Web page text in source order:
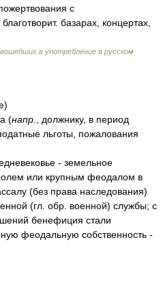
с
базарах, концертах,
в употребление в русском
(напр.
, должнику, в период
льготы, пожалования
- земельное
или крупным феодалом в
(без права наследования)
(гл. обр. военной) службы; с
бенефиция стали
феодальную собственность -